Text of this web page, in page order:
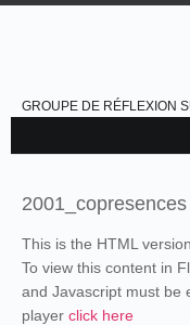
GROUPE DE RÉFLEXION
2001_copresences
This is the HTML
To view this content in
and Javascript must be
player click here